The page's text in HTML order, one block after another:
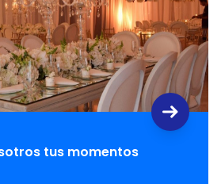
tus momentos